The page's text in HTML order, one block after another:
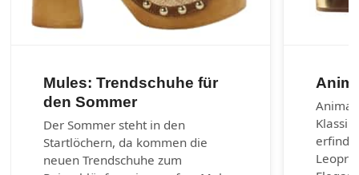
Mules: Trendschuhe für
den Sommer
Der Sommer steht in den
Startlöchern, da kommen die
neuen Trendschuhe zum